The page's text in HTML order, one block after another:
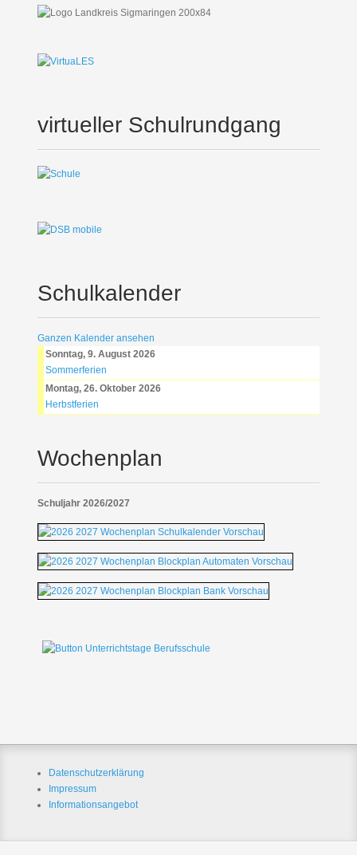
virtueller Schulrundgang
Schulkalender
Ganzen Kalender ansehen
Sonntag, 9. August 2026
Sommerferien
Montag, 26. Oktober 2026
Herbstferien
Wochenplan
Schuljahr 2026/2027
Datenschutzerklärung
Impressum
Informationsangebot